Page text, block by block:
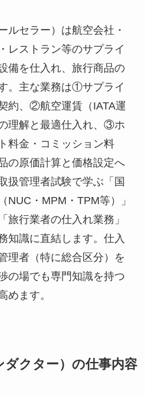
ルセラー）は航空会社・
レストラン等のサプライ
備を仕入れ、旅行商品の
。主な業務は①サプライ
約、②航空運賃（IATA運
理解と最適仕入れ、③ホ
料金・コミッション料
の原価計算と価格設定へ
扱管理者試験で学ぶ「国
NUC・MPM・TPM等）」
旅行業者の仕入れ業務」
知識に直結します。仕入
理者（特に総合区分）を
の場でも専門知識を持つ
めます。
クター）の仕事内容